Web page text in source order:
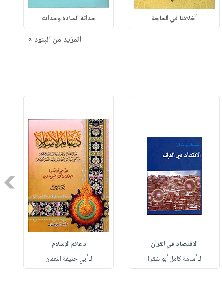
أخلاقنا في الحاجة حداثة السادة وحداث
المزيد من البنود »
الاقتصاد في القرآن
لـ أسامة كامل أبو شقرا
دعائم الإسلام
لـ أبي حنيفة النعمان